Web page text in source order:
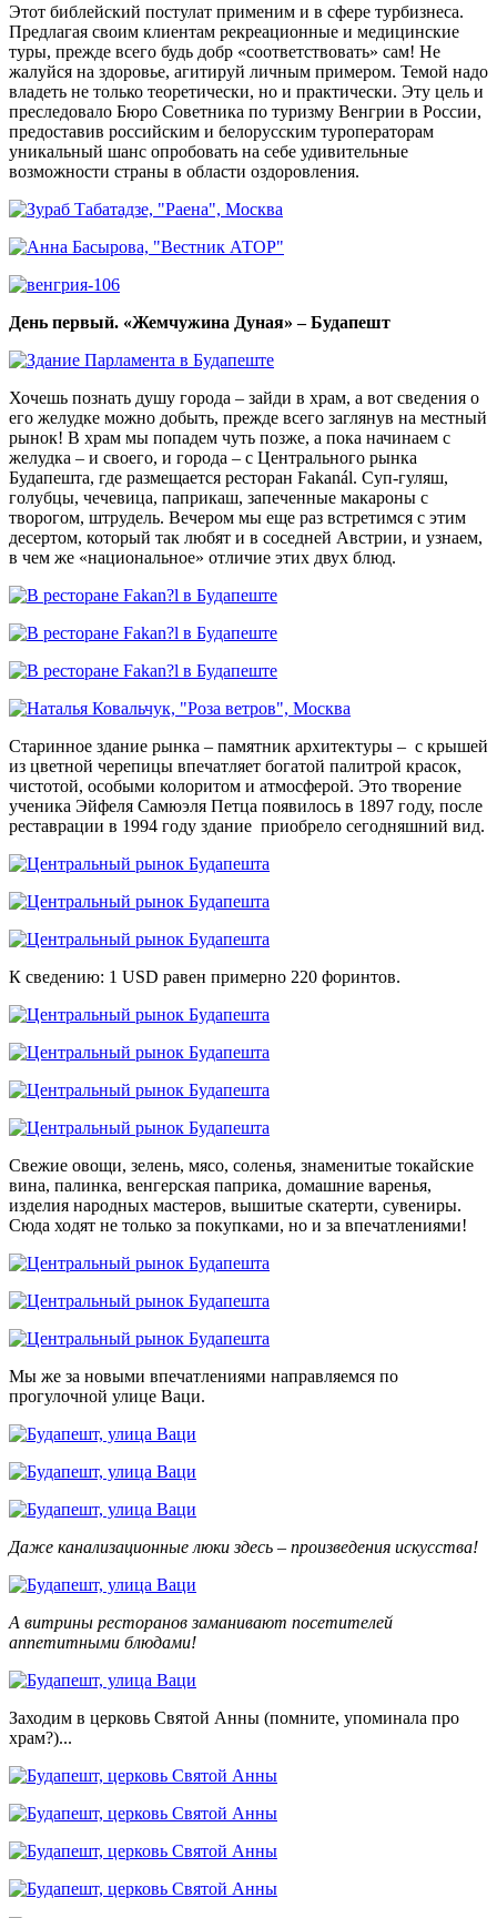
Этот библейский постулат применим и в сфере турбизнеса.
Предлагая своим клиентам рекреационные и медицинские
туры, прежде всего будь добр «соответствовать» сам! Не
жалуйся на здоровье, агитируй личным примером. Темой надо
владеть не только теоретически, но и практически. Эту цель и
преследовало Бюро Советника по туризму Венгрии в России,
предоставив российским и белорусским туроператорам
уникальный шанс опробовать на себе удивительные
возможности страны в области оздоровления.
День первый. «Жемчужина Дуная» – Будапешт
Хочешь познать душу города – зайди в храм, а вот сведения о
его желудке можно добыть, прежде всего заглянув на местный
рынок! В храм мы попадем чуть позже, а пока начинаем с
желудка – и своего, и города – с Центрального рынка
Будапешта, где размещается ресторан Fakanál. Суп-гуляш,
голубцы, чечевица, паприкаш, запеченные макароны с
творогом, штрудель. Вечером мы еще раз встретимся с этим
десертом, который так любят и в соседней Австрии, и узнаем,
в чем же «национальное» отличие этих двух блюд.
Старинное здание рынка – памятник архитектуры – с крышей
из цветной черепицы впечатляет богатой палитрой красок,
чистотой, особыми колоритом и атмосферой. Это творение
ученика Эйфеля Самюэля Петца появилось в 1897 году, после
реставрации в 1994 году здание приобрело сегодняшний вид.
К сведению: 1 USD равен примерно 220 форинтов.
Свежие овощи, зелень, мясо, соленья, знаменитые токайские
вина, палинка, венгерская паприка, домашние варенья,
изделия народных мастеров, вышитые скатерти, сувениры.
Сюда ходят не только за покупками, но и за впечатлениями!
Мы же за новыми впечатлениями направляемся по
прогулочной улице Ваци.
Даже канализационные люки здесь – произведения искусства!
А витрины ресторанов заманивают посетителей
аппетитными блюдами!
Заходим в церковь Святой Анны (помните, упоминала про
храм?)...